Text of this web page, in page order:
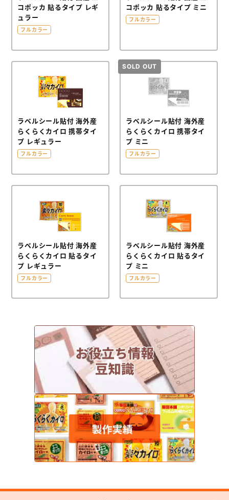
カイロ本舗
メモ帳本舗
クリアファイル本舗
ウェットティッシュ本舗
うちわ本舗
ノベルティグッズ本舗
コポッカ 貼るタイプ レギ
ュラー
フルカラー
コポッカ 貼るタイプ ミニ
フルカラー
ラベルシール貼付 海外産
らくらくカイロ 携帯タイ
プ レギュラー
フルカラー
ラベルシール貼付 海外産
らくらくカイロ 携帯タイ
プ ミニ
フルカラー
ラベルシール貼付 海外産
らくらくカイロ 貼るタイ
プ レギュラー
フルカラー
ラベルシール貼付 海外産
らくらくカイロ 貼るタイ
プ ミニ
フルカラー